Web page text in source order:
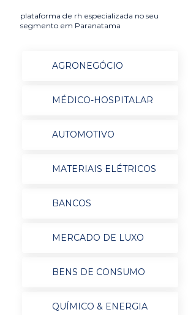
plataforma de rh especializada no seu
segmento em Paranatama
AGRONEGÓCIO
MÉDICO-HOSPITALAR
AUTOMOTIVO
MATERIAIS ELÉTRICOS
BANCOS
MERCADO DE LUXO
BENS DE CONSUMO
QUÍMICO & ENERGIA